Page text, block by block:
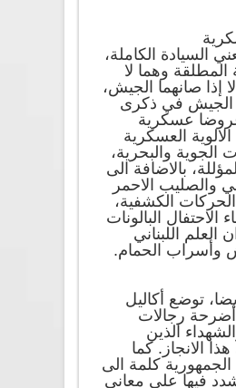
السيادة الكاملة،
المطلقة وهما لا
إذا صانهما الجيش،
الجيش في ذكرى
عروضا عسكرية
العسكرية
الجوية والبحرية،
بالاضافة الى
والصليب الاحمر
الكشفية،
البالونات
العلم اللبناني
وأسراب الحمام.
توضع أكاليل
رجالات
الذين
الانجاز. كما
كلمة الى
يشدد فيها على معاني